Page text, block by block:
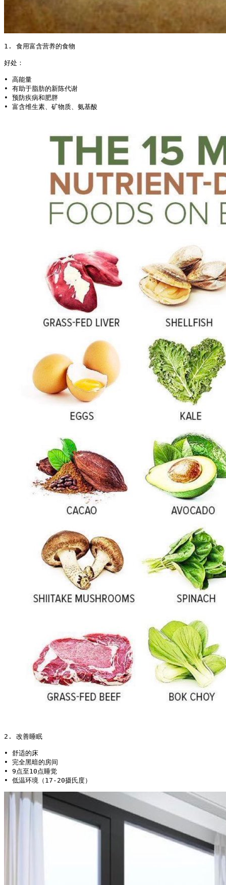
1. 食用富含营养的食物
好处：
• 高能量
• 有助于脂肪的新陈代谢
• 预防疾病和肥胖
• 富含维生素、矿物质、氨基酸
2. 改善睡眠
• 舒适的床
• 完全黑暗的房间
• 9点至10点睡觉
• 低温环境（17-20摄氏度）